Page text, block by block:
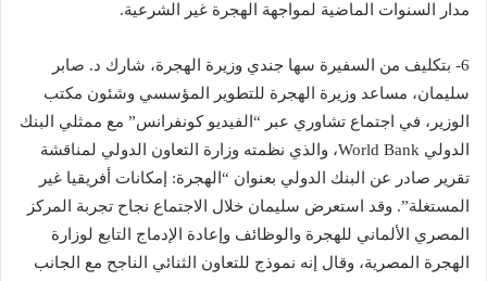
مدار السنوات الماضية لمواجهة الهجرة غير الشرعية.
6- بتكليف من السفيرة سها جندي وزيرة الهجرة، شارك د. صابر
سليمان، مساعد وزيرة الهجرة للتطوير المؤسسي وشئون مكتب
الوزير، في اجتماع تشاوري عبر “الفيديو كونفرانس” مع ممثلي البنك
الدولي World Bank، والذي نظمته وزارة التعاون الدولي لمناقشة
تقرير صادر عن البنك الدولي بعنوان “الهجرة: إمكانات أفريقيا غير
المستغلة”. وقد استعرض سليمان خلال الاجتماع نجاح تجربة المركز
المصري الألماني للهجرة والوظائف وإعادة الإدماج التابع لوزارة
الهجرة المصرية، وقال إنه نموذج للتعاون الثنائي الناجح مع الجانب